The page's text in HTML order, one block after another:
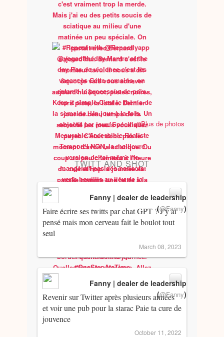
Plus de photos
TWITT AND SHOT
Faire écrire ses twitts par chat GPT ? J’y ai
pensé mais mon cerveau fait le boulot tout
seul
Fanny | dealer de leadership
(@Fanny)
March 08, 2023
Revenir sur Twitter après plusieurs années
et voir une pub pour la starac Paie ta cure de
jouvence
Fanny | dealer de leadership
(@Fanny)
October 11, 2022